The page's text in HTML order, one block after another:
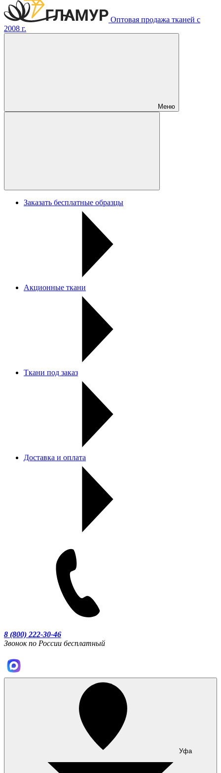
Оптовая продажа тканей с
2008 г.
Меню
Заказать бесплатные образцы
Акционные ткани
Ткани под заказ
Доставка и оплата
8 (800) 222-30-46
Звонок по России бесплатный
Уфа